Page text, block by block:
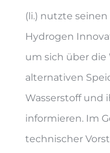
(li.) nutzte
Hydrogen
um sich über
alternativen
Wasserstoff und
informieren. Im
technischer